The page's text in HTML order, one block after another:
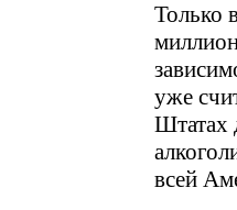
Только
уже
Штатах
всей